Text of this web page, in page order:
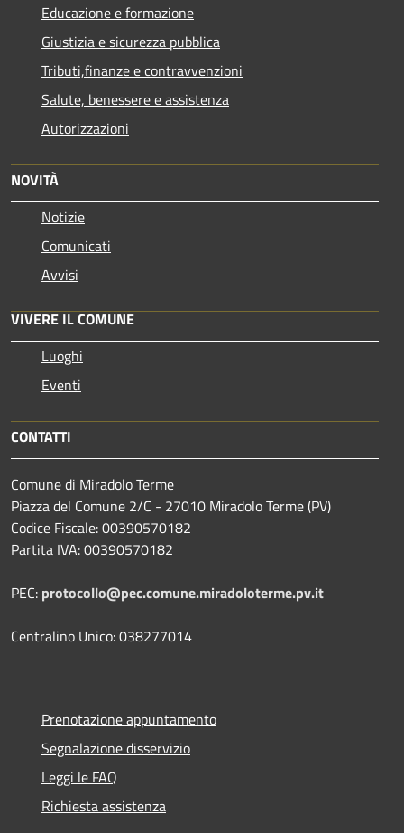
Educazione e formazione
Giustizia e sicurezza pubblica
Tributi,finanze e contravvenzioni
Salute, benessere e assistenza
Autorizzazioni
NOVITÀ
Notizie
Comunicati
Avvisi
VIVERE IL COMUNE
Luoghi
Eventi
CONTATTI
Comune di Miradolo Terme
Piazza del Comune 2/C - 27010 Miradolo Terme (PV)
Codice Fiscale: 00390570182
Partita IVA: 00390570182
PEC: protocollo@pec.comune.miradoloterme.pv.it
Centralino Unico: 038277014
Prenotazione appuntamento
Segnalazione disservizio
Leggi le FAQ
Richiesta assistenza